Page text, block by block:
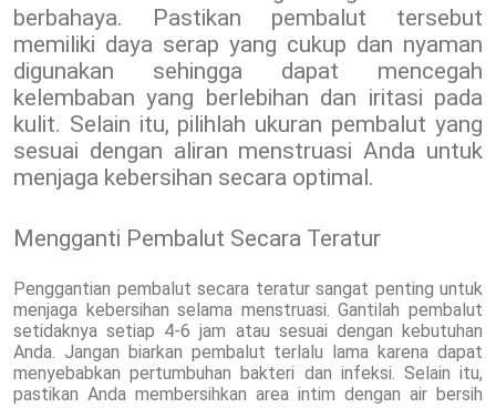
berbahaya. Pastikan pembalut tersebut
memiliki daya serap yang cukup dan nyaman
digunakan sehingga dapat mencegah
kelembaban yang berlebihan dan iritasi pada
kulit. Selain itu, pilihlah ukuran pembalut yang
sesuai dengan aliran menstruasi Anda untuk
menjaga kebersihan secara optimal.
Mengganti Pembalut Secara Teratur
Penggantian pembalut secara teratur sangat penting untuk
menjaga kebersihan selama menstruasi. Gantilah pembalut
setidaknya setiap 4-6 jam atau sesuai dengan kebutuhan
Anda. Jangan biarkan pembalut terlalu lama karena dapat
menyebabkan pertumbuhan bakteri dan infeksi. Selain itu,
pastikan Anda membersihkan area intim dengan air bersih